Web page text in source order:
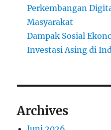
Perkembangan
Masyarakat
Dampak Sosial
Investasi Asing di
Archives